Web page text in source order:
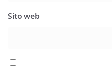
Sito web